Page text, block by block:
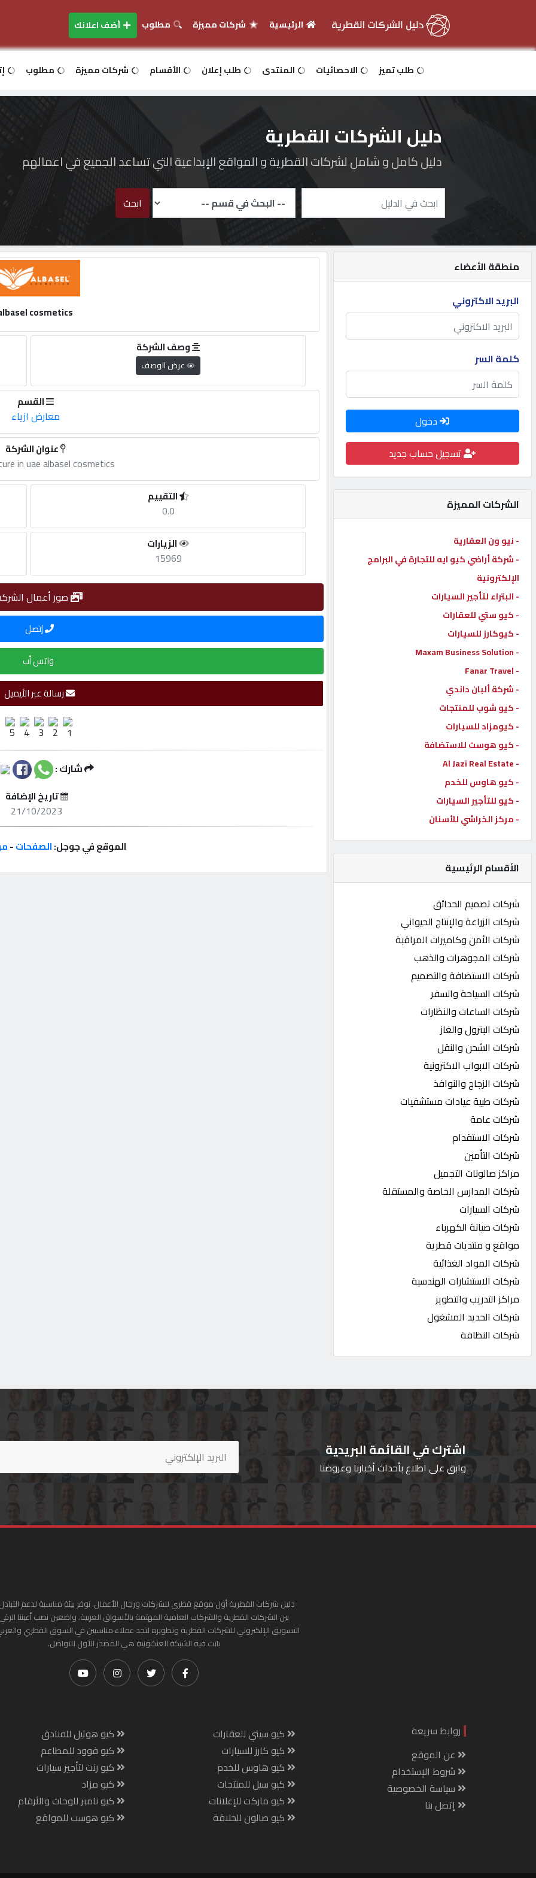
دخول
اعلانك
مطلوب
طلب
الاحصائيات
الأقسام
شركات
مميزة
إبحث
إتصل
بنا
إعلانات
المنتدى
كيو
مزاد
كيو
نمبر
كيو
كارز
كيو
الدليل
القطري
POWERED
QHOST
الرئيسية شركات مميزة مطلوب أضف اعلانك
طلب تميز الاحصائيات المنتدى طلب إعلان الأقسام شركات مميزة مطلوب
دليل الشركات القطرية
دليل كامل و شامل لشركات القطرية و المواقع الإبداعية التي تساعد الجميع في اعمالهم
ابحث
منطقة الأعضاء
البريد الاكتروني
كلمة السر
دخول
تسجيل حساب جديد
الشركات المميزة
- نيو ون العقارية
- شركة أراضي كيو ايه للتجارة في البرامج
الإلكترونية
- البتراء لتأجير السيارات
- كيو ستي للعقارات
- كيوكارز للسيارات
- Maxam Business Solution
- Fanar Travel
- شركة ألبان داندي
- كيو شوب للمنتجات
- كيومزاد للسيارات
- كيو هوست للاستضافة
- Al Jazi Real Estate
- كيو هاوس للخدم
- كيو للتأجير السيارات
- مركز الخراشي للأسنان
الأقسام الرئيسية
شركات تصميم الحدائق
شركات الزراعة والإنتاج الحيواني
شركات الأمن وكاميرات المراقبة
شركات المجوهرات والذهب
شركات الاستضافة والتصميم
شركات السياحة والسفر
شركات الساعات والنظارات
شركات البترول والغاز
شركات الشحن والنقل
شركات الابواب الاكترونية
شركات الزجاج والنوافذ
شركات طبية عيادات مستشفيات
شركات عامة
شركات الاستقدام
شركات التأمين
مراكز صالونات التجميل
شركات المدارس الخاصة والمستقلة
شركات السيارات
شركات صيانة الكهرباء
مواقع و منتديات قطرية
شركات المواد الغذائية
شركات الاستشارات الهندسية
مراكز التدريب والتطوير
شركات الحديد المشغول
شركات النظافة
cosmetics
وصف الشركة
عرض الوصف
القسم
معارض ازياء
عنوان الشركة
in uae albasel cosmetics
التقييم
0.0
الزيارات
15969
صور أعمال
إتصل
واتس أب
رسالة عبر الأيميل
شارك :
تاريخ الإضافة
21/10/2023
الموقع في جوجل:الصفحات-
اشترك في القائمة البريدية
وابق على اطلاع بأحداث أخبارنا وعروضنا
دليل شركات القطرية أول موقع قطري للشركات ورجال الأعمال. نوفر بيئة مناسبة لدعم
بين الشركات القطرية والشركات العامية المهتمة بالأسواق العربية. واضعين نصب أعيننا
التسويق الإلكتروني للشركات القطرية وتطويره لتجد عملاء مناسبين في السوق القطري
باتت فيه الشبكة العنكبونية هي المصدر الأول للتواصل.
روابط سريعة
عن الموقع
شروط الإستخدام
سياسة الخصوصية
إتصل بنا
كيو سيتي للعقارات
كيو كارز للسيارات
كيو هاوس للخدم
كيو سيل للمنتجات
كيو ماركت للإعلانات
كيو صالون للحلاقة
كيو هوتيل للفنادق
كيو فوود للمطاعم
كيو رنت لتأجير سيارات
كيو مزاد
كيو نامبر للوحات والأرقام
كيو هوست للمواقع